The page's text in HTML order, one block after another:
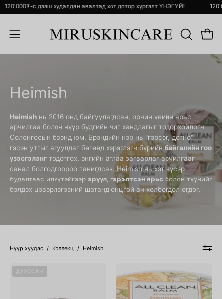
Skip
content
120'000₮-с дээш худалдан авалтад хот дотор хүргэлт ҮНЭГҮЙ!
Open
navigation
ХАЙЛТ
ХИЙХ
Heimish
Heimish нь 2016 онд байгуулагдсан, орчин үеийн арьс
арчилгаа болон нүүр будгийн чиг хандлагыг тодорхойлогч
Солонгосын брэнд юм. Брэндийн нэр нь "гэрсэг, дотно"
гэсэн утгыг агуулдаг бөгөөд хэрэглэгч бүрийнбайгалийн гоо
үзэсгэлэнг тодотгох, энгийн атлаа загварлаг арчилгааг
санал болгодгоороо танигдсан. Heimish нь хэт нүсэр
будалтаас илүүтэйгээр эрүүл, гэрэлтсэн арьс болон түүнийг
бэлдэх цэвэрлэгээний шатанд онцгой ач холбогдол өгдөг.
Нүүр хуудас / Коллекц / Heimish
ДУУССАН
Clean
Balm